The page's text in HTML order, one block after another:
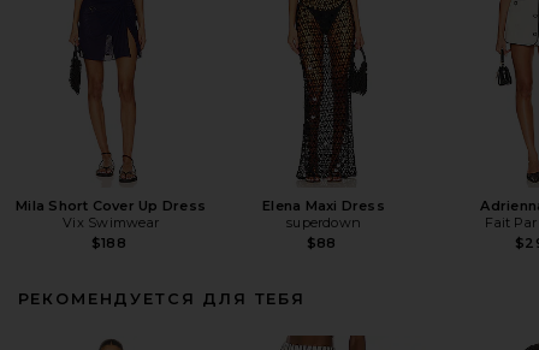
Mila Short Cover Up Dress
Vix Swimwear
$188
Elena Maxi Dress
superdown
$88
Fait
РЕКОМЕНДУЕТСЯ ДЛЯ ТЕБЯ